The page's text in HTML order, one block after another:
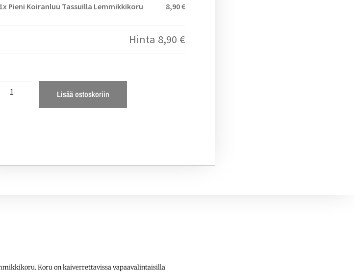
1x Pieni Koiranluu Tassuilla Lemmikkikoru 8,90 €
Hinta 8,90 €
Lisää ostoskoriin
Koru on kaiverrettavissa vapaavalintaisilla